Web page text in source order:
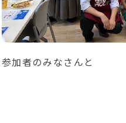
参加者のみなさんと